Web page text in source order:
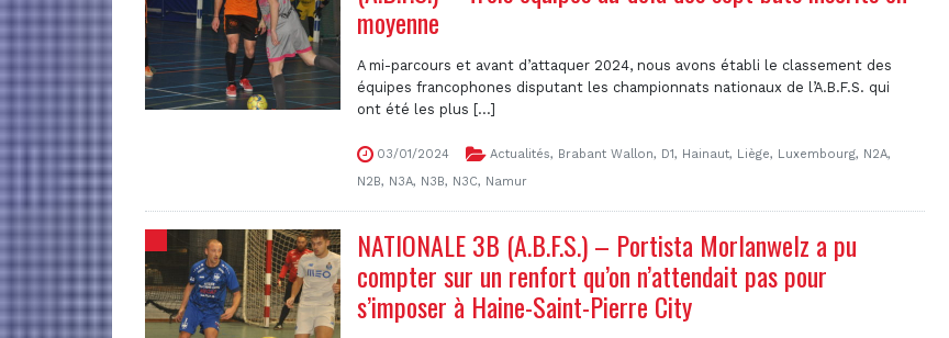
moyenne
A mi-parcours et avant d’attaquer 2024, nous avons établi le classement des
équipes francophones disputant les championnats nationaux de l’A.B.F.S. qui
ont été les plus [...]
03/01/2024 Actualités, Brabant Wallon, D1, Hainaut, Liège, Luxembourg, N2A,
N2B, N3A, N3B, N3C, Namur
NATIONALE 3B (A.B.F.S.) – Portista Morlanwelz a pu
compter sur un renfort qu’on n’attendait pas pour
s’imposer à Haine-Saint-Pierre City